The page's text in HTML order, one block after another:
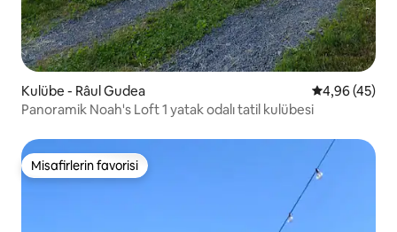
Kulübe - Râul Gudea 5 üzerinden
4,96 (45)
Panoramik Noah's Loft 1 yatak odalı tatil kulübesi
Misafirlerin favorisi
Misafirlerin favorisi